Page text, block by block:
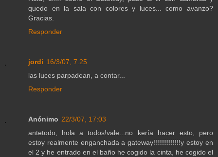
quedo en la sala con colores y luces... como avanzo?
Gracias.
Responder
jordi 16/3/07, 7:25
las luces parpadean, a contar...
Responder
Anónimo 22/3/07, 17:03
antetodo, hola a todos!vale...no kería hacer esto, pero
estoy realmente enganchada a gateway!!!!!!!!!!!!!!y estoy en
el 2 y he entrado en el baño he cogido la cinta, he cogido el